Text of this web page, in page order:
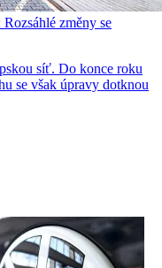
změny se
síť. Do konce roku
se však úpravy dotknou